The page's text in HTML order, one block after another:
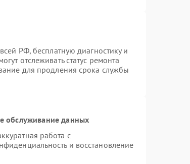
РФ, бесплатную диагностику и
отслеживать статус ремонта
для продления срока службы
обслуживание данных
работа с
и восстановление